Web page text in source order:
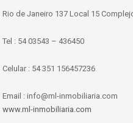
Rio de Janeiro 137 Local 15
Tel : 54 03543 – 436450
Celular : 54 351 156457236
Email : info@ml-inmobiliaria.com
www.ml-inmobiliaria.com